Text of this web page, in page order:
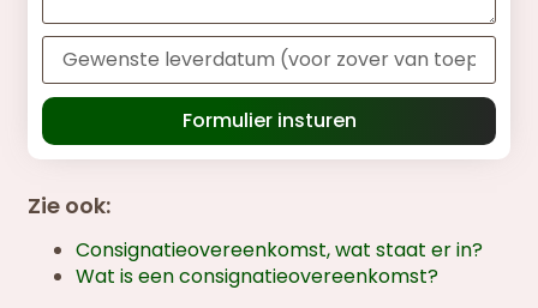
Formulier insturen
Zie ook:
Consignatieovereenkomst, wat staat er in?
Wat is een consignatieovereenkomst?